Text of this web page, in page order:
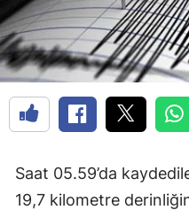
Saat 05.59’da
19,7 kilometre